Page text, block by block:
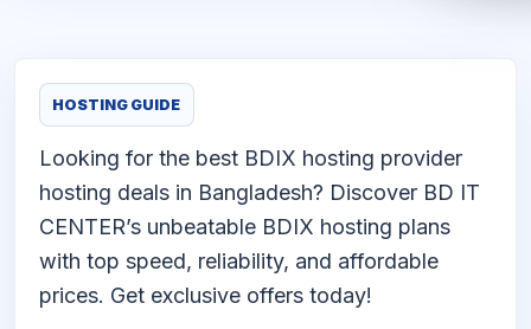
HOSTING GUIDE
Looking for the best BDIX hosting provider
hosting deals in Bangladesh? Discover BD IT
CENTER’s unbeatable BDIX hosting plans
with top speed, reliability, and affordable
prices. Get exclusive offers today!